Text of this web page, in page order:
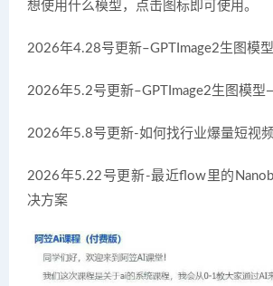
想使用什么模型，点击图标即可使用。
2026年4.28号更新–GPTImage2生图模型
2026年5.2号更新–GPTImage2生图模型
2026年5.8号更新-如何找行业爆量短视频
2026年5.22号更新-最近flow里的
决方案